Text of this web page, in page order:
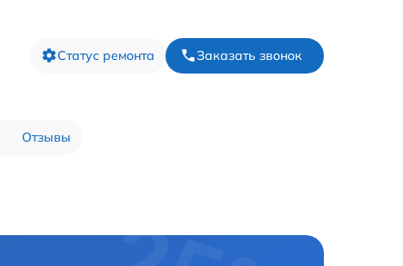
Статус ремонта Заказать звонок
Отзывы